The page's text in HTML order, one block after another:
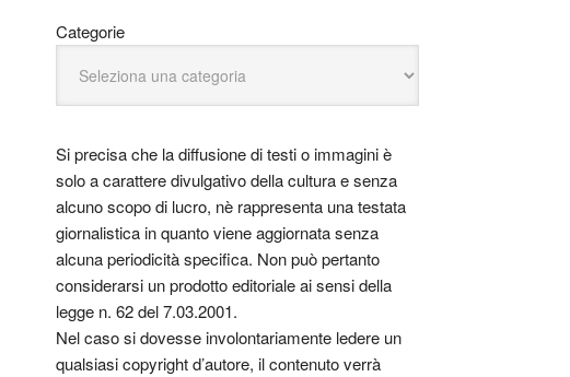
Categorie
Si precisa che la diffusione di testi o immagini è
solo a carattere divulgativo della cultura e senza
alcuno scopo di lucro, nè rappresenta una testata
giornalistica in quanto viene aggiornata senza
alcuna periodicità specifica. Non può pertanto
considerarsi un prodotto editoriale ai sensi della
legge n. 62 del 7.03.2001.
Nel caso si dovesse involontariamente ledere un
qualsiasi copyright d’autore, il contenuto verrà